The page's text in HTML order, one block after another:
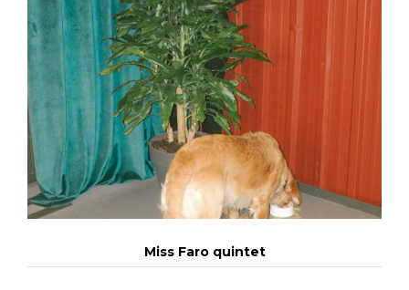
Miss Faro quintet